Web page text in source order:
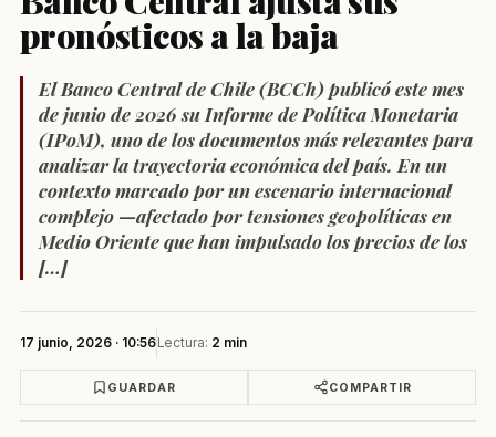
pronósticos a la baja
El Banco Central de Chile (BCCh) publicó este mes
de junio de 2026 su Informe de Política Monetaria
(IPoM), uno de los documentos más relevantes para
analizar la trayectoria económica del país. En un
contexto marcado por un escenario internacional
complejo —afectado por tensiones geopolíticas en
Medio Oriente que han impulsado los precios de los
[…]
17 junio, 2026 · 10:56Lectura: 2 min
GUARDAR COMPARTIR